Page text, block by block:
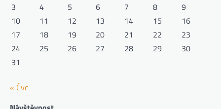
3
4 5 6 7 8
9
10
11 12 13 14 15
16
17
18 19 20 21 22
23
24
25 26 27 28 29
30
31
« Čvc